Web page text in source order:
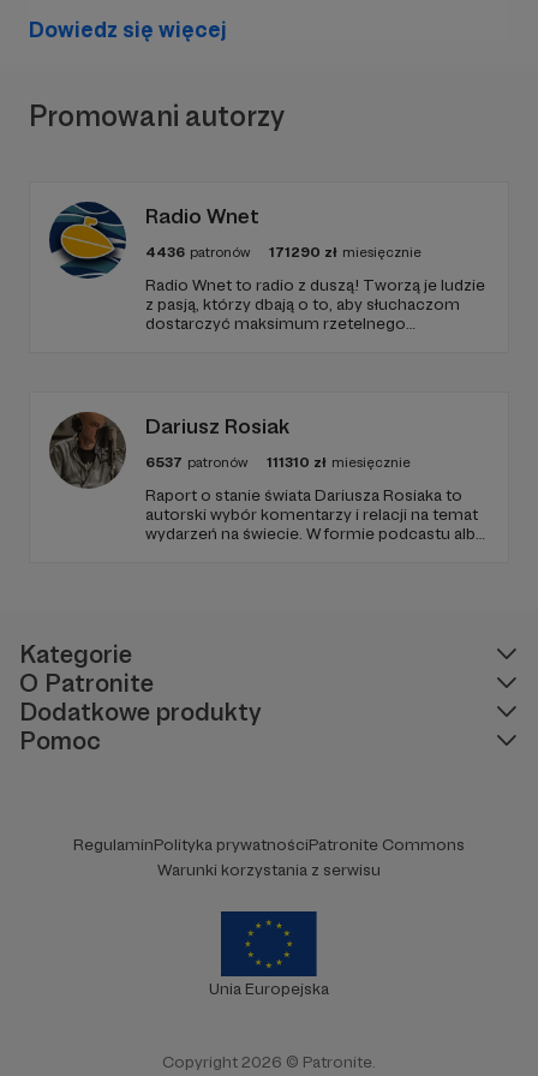
Ma'assalaama!
Dowiedz się więcej
Promowani autorzy
Radio Wnet
4436 patronów 171290 zł miesięcznie
Radio Wnet to radio z duszą! Tworzą je ludzie
z pasją, którzy dbają o to, aby słuchaczom
dostarczyć maksimum rzetelnego
Dariusz Rosiak
6537 patronów 111310 zł miesięcznie
Raport o stanie świata Dariusza Rosiaka to
autorski wybór komentarzy i relacji na temat
wydarzeń na świecie. W formie podcastu albo
Kategorie
O Patronite
Dodatkowe produkty
Pomoc
RegulaminPolityka prywatnościPatronite Commons
Warunki korzystania z serwisu
Unia Europejska
Copyright 2026 © Patronite.